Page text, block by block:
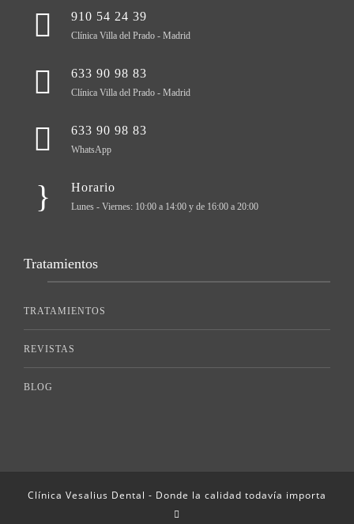
910 54 24 39
Clínica Villa del Prado - Madrid
633 90 98 83
Clínica Villa del Prado - Madrid
633 90 98 83
WhatsApp
Horario
Lunes - Viernes: 10:00 a 14:00 y de 16:00 a 20:00
Tratamientos
TRATAMIENTOS
REVISTAS
BLOG
Clínica Vesalius Dental - Donde la calidad todavía importa